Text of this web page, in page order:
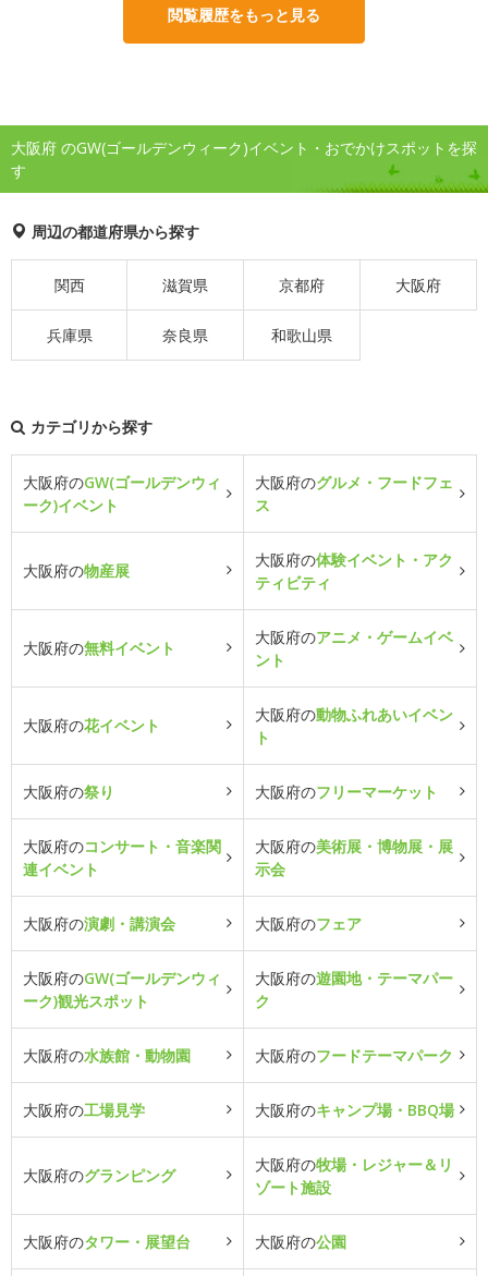
閲覧履歴をもっと見る
大阪府 のGW(ゴールデンウィーク)イベント・おでかけスポットを探
す
周辺の都道府県から探す
関西 滋賀県 京都府 大阪府
兵庫県 奈良県 和歌山県
カテゴリから探す
大阪府のGW(ゴールデンウィ
ーク)イベント
大阪府のグルメ・フードフェ
ス
大阪府の物産展
大阪府の体験イベント・アク
ティビティ
大阪府の無料イベント
大阪府のアニメ・ゲームイベ
ント
大阪府の花イベント
大阪府の動物ふれあいイベン
ト
大阪府の祭り 大阪府のフリーマーケット
大阪府のコンサート・音楽関
連イベント
大阪府の美術展・博物展・展
示会
大阪府の演劇・講演会 大阪府のフェア
大阪府のGW(ゴールデンウィ
ーク)観光スポット
大阪府の遊園地・テーマパー
ク
大阪府の水族館・動物園 大阪府のフードテーマパーク
大阪府の工場見学 大阪府のキャンプ場・BBQ場
大阪府のグランピング
大阪府の牧場・レジャー＆リ
ゾート施設
大阪府のタワー・展望台 大阪府の公園